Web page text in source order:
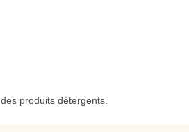
produits détergents.